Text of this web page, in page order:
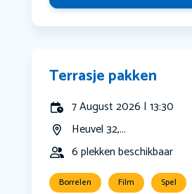
Terrasje pakken
7 August 2026 | 13:30
Heuvel 32,...
6 plekken beschikbaar
Borrelen Film Spel